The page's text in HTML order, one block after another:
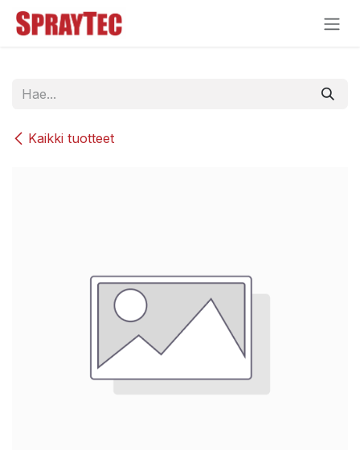
Siirry sisältöön
Kaikki tuotteet